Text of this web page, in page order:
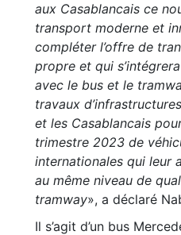
aux Casablancais ce
transport moderne et
compléter l’offre de
propre et qui
avec le bus et le
travaux
et les Casablancais
trimestre 2023 de
internationales qui leur
au même niveau de
tramway», a déclaré
Il s’agit d’un bus